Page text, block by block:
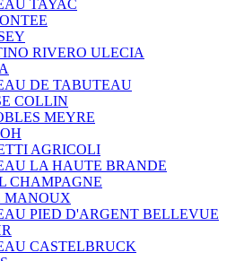
TAYAC
RIVERO ULECIA
DE TABUTEAU
COLLIN
MEYRE
AGRICOLI
LA HAUTE BRANDE
CHAMPAGNE
MANOUX
PIED D'ARGENT BELLEVUE
CASTELBRUCK